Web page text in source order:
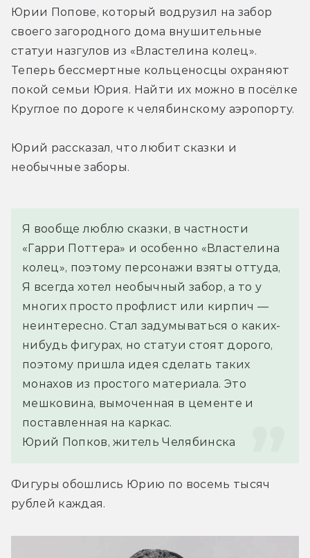
Юрии Попове, который водрузил на забор
своего загородного дома внушительные
статуи назгулов из «Властелина колец».
Теперь бессмертные кольценосцы охраняют
покой семьи Юрия. Найти их можно в посёлке
Круглое по дороге к челябинскому аэропорту.
Юрий рассказал, что любит сказки и
необычные заборы.
Я вообще люблю сказки, в частности
«Гарри Поттера» и особенно «Властелина
колец», поэтому персонажи взяты оттуда,
Я всегда хотел необычный забор, а то у
многих просто профлист или кирпич —
неинтересно. Стал задумываться о каких-
нибудь фигурах, но статуи стоят дорого,
поэтому пришла идея сделать таких
монахов из простого материала. Это
мешковина, вымоченная в цементе и
поставленная на каркас.
Юрий Попков, житель Челябинска
Фигуры обошлись Юрию по восемь тысяч
рублей каждая.